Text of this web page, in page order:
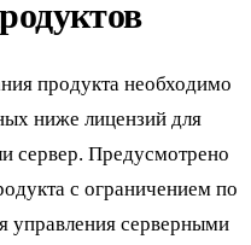
продукта необходимо
ниже лицензий для
сервер. Предусмотрено
с ограничением по
управления серверными